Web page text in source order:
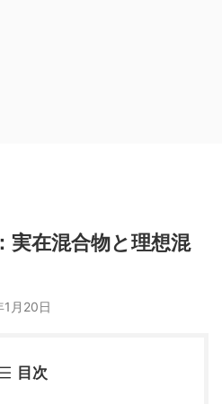
実在混合物と理想混
月20日
目次